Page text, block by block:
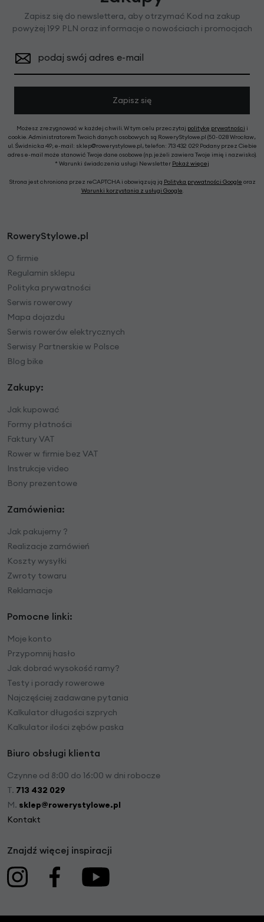
Zapisz się do newslettera, aby otrzymać Kod na zakup
powyżej 199 PLN oraz informacje o nowościach i promocjach
podaj swój adres e-mail
Zapisz się
Możesz zrezygnować w każdej chwili. W tym celu przeczytaj politykę prywatności i
cookie. Administratorem Twoich danych osobowych są RoweryStylowe.pl (50-028 Wrocław,
ul. Świdnicka 49; e-mail: sklep@rowerystylowe.pl, telefon: 713 432 029. Podany przez Ciebie
adres e-mail może stanowić Twoje dane osobowe (np. jeżeli zawiera Twoje imię i nazwisko).
* Warunki świadczenia usługi Newsletter Pokaż więcej
Strona jest chroniona przez reCAPTCHA i obowiązują ją Polityka prywatności Google oraz
Warunki korzystania z usługi Google
RoweryStylowe.pl
O firmie
Regulamin sklepu
Polityka prywatności
Serwis rowerowy
Mapa dojazdu
Serwis rowerów elektrycznych
Serwisy Partnerskie w Polsce
Blog bike
Zakupy:
Jak kupować
Formy płatności
Faktury VAT
Rower w firmie bez VAT
Instrukcje video
Bony prezentowe
Zamówienia:
Jak pakujemy ?
Realizacje zamówień
Koszty wysyłki
Zwroty towaru
Reklamacje
Pomocne linki:
Moje konto
Przypomnij hasło
Jak dobrać wysokość ramy?
Testy i porady rowerowe
Najczęściej zadawane pytania
Kalkulator długości szprych
Kalkulator ilości zębów paska
Biuro obsługi klienta
Czynne od 8:00 do 16:00 w dni robocze
T. 713 432 029
M. sklep@rowerystylowe.pl
Kontakt
Znajdź więcej inspiracji